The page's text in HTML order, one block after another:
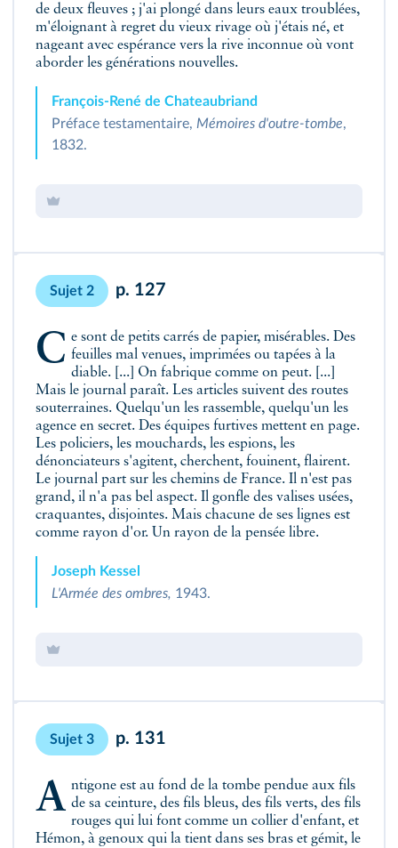
de deux fleuves ; j'ai plongé dans leurs eaux troublées,
m'éloignant à regret du vieux rivage où j'étais né, et
nageant avec espérance vers la rive inconnue où vont
aborder les générations nouvelles.
François‑René de Chateaubriand
Préface testamentaire, Mémoires d'outre‑tombe,
1832.
Sujet 2 p. 127
Ce sont de petits carrés de papier, misérables. Des feuilles mal venues, imprimées ou tapées à la
diable. [...] On fabrique comme on peut. [...]
Mais le journal paraît. Les articles suivent des routes
souterraines. Quelqu'un les rassemble, quelqu'un les
agence en secret. Des équipes furtives mettent en page.
Les policiers, les mouchards, les espions, les
dénonciateurs s'agitent, cherchent, fouinent, flairent.
Le journal part sur les chemins de France. Il n'est pas
grand, il n'a pas bel aspect. Il gonfle des valises usées,
craquantes, disjointes. Mais chacune de ses lignes est
comme rayon d'or. Un rayon de la pensée libre.
Joseph Kessel
L'Armée des ombres, 1943.
Sujet 3 p. 131
Antigone est au fond de la tombe pendue aux fils de sa ceinture, des fils bleus, des fils verts, des fils
rouges qui lui font comme un collier d'enfant, et
Hémon, à genoux qui la tient dans ses bras et gémit, le